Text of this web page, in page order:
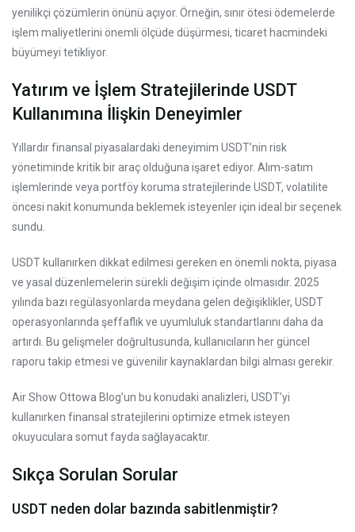
yenilikçi çözümlerin önünü açıyor. Örneğin, sınır ötesi ödemelerde
işlem maliyetlerini önemli ölçüde düşürmesi, ticaret hacmindeki
büyümeyi tetikliyor.
Yatırım ve İşlem Stratejilerinde USDT
Kullanımına İlişkin Deneyimler
Yıllardır finansal piyasalardaki deneyimim USDT’nin risk
yönetiminde kritik bir araç olduğuna işaret ediyor. Alım-satım
işlemlerinde veya portföy koruma stratejilerinde USDT, volatilite
öncesi nakit konumunda beklemek isteyenler için ideal bir seçenek
sundu.
USDT kullanırken dikkat edilmesi gereken en önemli nokta, piyasa
ve yasal düzenlemelerin sürekli değişim içinde olmasıdır. 2025
yılında bazı regülasyonlarda meydana gelen değişiklikler, USDT
operasyonlarında şeffaflık ve uyumluluk standartlarını daha da
artırdı. Bu gelişmeler doğrultusunda, kullanıcıların her güncel
raporu takip etmesi ve güvenilir kaynaklardan bilgi alması gerekir.
Air Show Ottowa Blog’un bu konudaki analizleri, USDT’yi
kullanırken finansal stratejilerini optimize etmek isteyen
okuyuculara somut fayda sağlayacaktır.
Sıkça Sorulan Sorular
USDT neden dolar bazında sabitlenmiştir?